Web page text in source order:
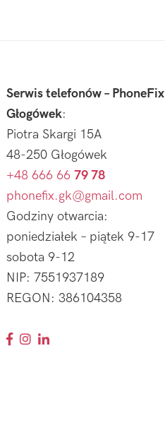
Serwis telefonów – PhoneFix
Głogówek:
Piotra Skargi 15A
48-250 Głogówek
+48 666 66 79 78
phonefix.gk@gmail.com
Godziny otwarcia:
poniedziałek – piątek 9-17
sobota 9-12
NIP: 7551937189
REGON: 386104358